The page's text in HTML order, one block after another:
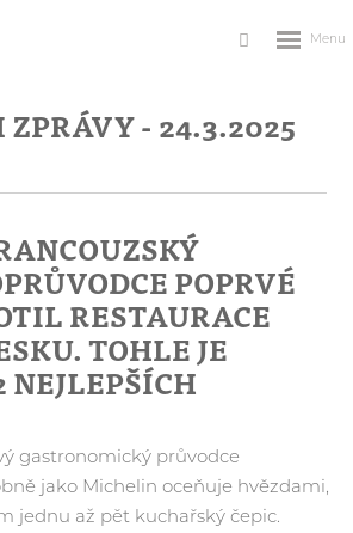
Vyhledávání
ZPRÁVY - 24.3.2025
POPRVÉ
RESTAURACE
TOHLE JE
NEJLEPŠÍCH
gastronomický průvodce
jako Michelin oceňuje hvězdami,
jednu až pět kuchařský čepic.